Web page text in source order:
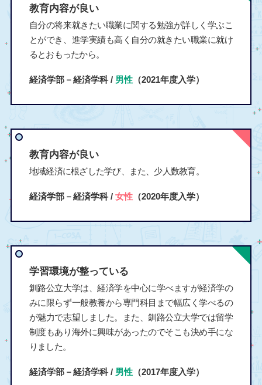
教育内容が良い
自分の将来就きたい職業に関する勉強が詳しく学ぶこ
とができ、進学実績も高く自分の就きたい職業に就け
るとおもったから。
経済学部－経済学科 / 男性（2021年度入学）
教育内容が良い
地域経済に根ざした学び、また、少人数教育。
経済学部－経済学科 / 女性（2020年度入学）
学習環境が整っている
釧路公立大学は、経済学を中心に学べますが経済学の
みに限らず一般教養から専門科目まで幅広く学べるの
が魅力で志望しました。また、釧路公立大学では留学
制度もあり海外に興味があったのでそこも決め手にな
りました。
経済学部－経済学科 / 男性（2017年度入学）